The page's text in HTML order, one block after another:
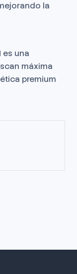
la
es una
máxima
premium